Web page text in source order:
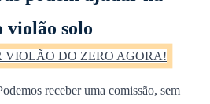
violão solo
VIOLÃO DO ZERO AGORA!
receber uma comissão, sem